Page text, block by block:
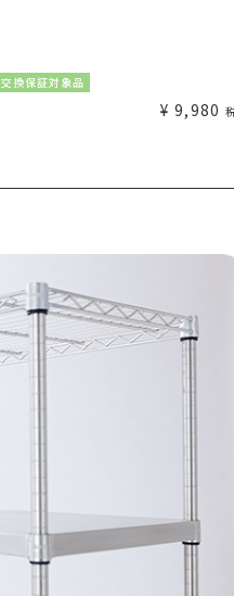
交換保証対象品
¥ 9,980